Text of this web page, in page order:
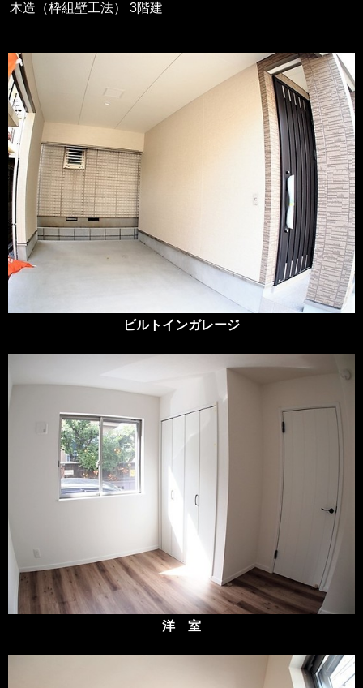
木造（枠組壁工法） 3階建
ビルトインガレージ
洋 室